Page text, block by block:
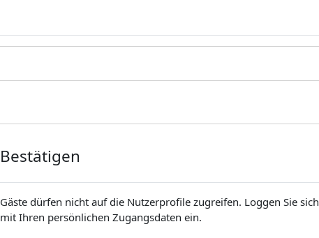
Bestätigen
Gäste dürfen nicht auf die Nutzerprofile zugreifen. Loggen Sie sich
mit Ihren persönlichen Zugangsdaten ein.